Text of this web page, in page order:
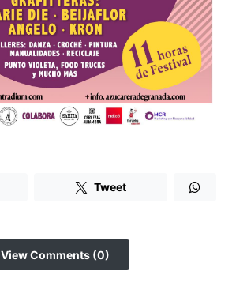
Tweet
View Comments (0)